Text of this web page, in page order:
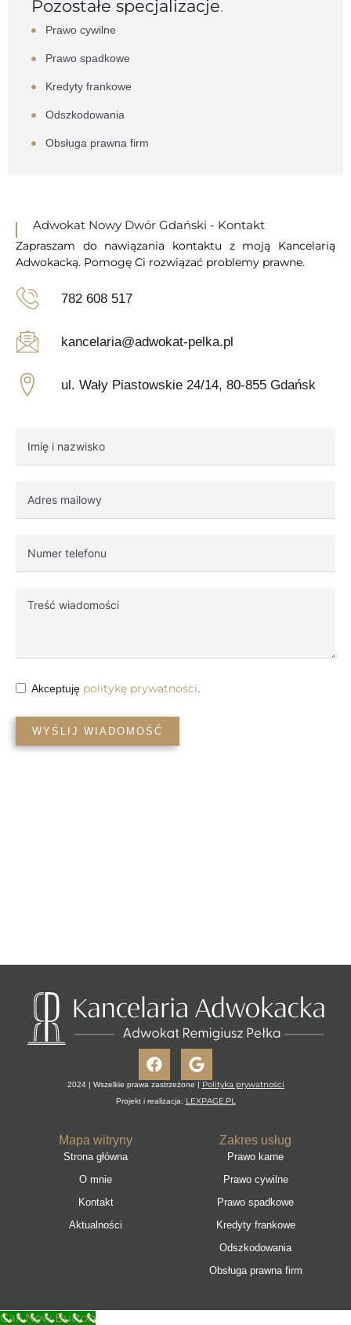
Pozostałe specjalizacje.
Prawo cywilne
Prawo spadkowe
Kredyty frankowe
Odszkodowania
Obsługa prawna firm
Akceptuję politykę prywatności
WYŚLIJ WIADOMOŚĆ
Adwokat Nowy Dwór Gdański - Kontakt
Zapraszam do nawiązania kontaktu z moją Kancelarią
Adwokacką. Pomogę Ci rozwiązać problemy prawne.
782 608 517
kancelaria@adwokat-pelka.pl
ul. Wały Piastowskie 24/14, 80-855 Gdańsk
Facebook
Google
2024 | Wszelkie prawa zastrzeżone | Polityka prywatności
Projekt i realizacja: LEXPAGE.PL
Mapa witryny
Strona główna
O mnie
Kontakt
Aktualności
Zakres usług
Prawo karne
Prawo cywilne
Prawo spadkowe
Kredyty frankowe
Odszkodowania
Obsługa prawna firm
Call Now Button